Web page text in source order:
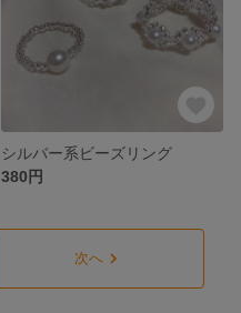
シルバー系ビーズリング
380円
次へ